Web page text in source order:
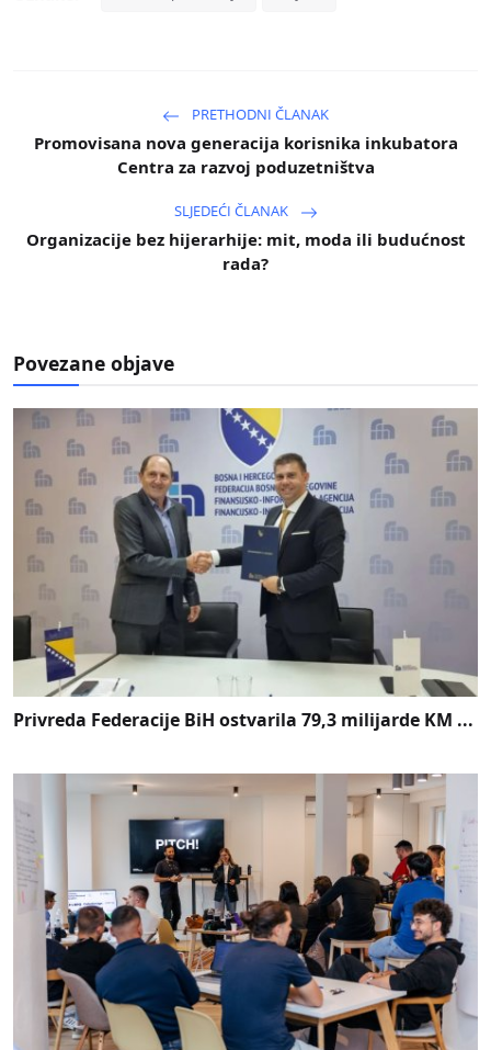
PRETHODNI ČLANAK
Promovisana nova generacija korisnika inkubatora
Centra za razvoj poduzetništva
SLJEDEĆI ČLANAK
Organizacije bez hijerarhije: mit, moda ili budućnost
rada?
Povezane objave
Privreda Federacije BiH ostvarila 79,3 milijarde KM ...